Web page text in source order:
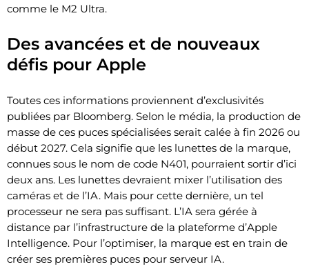
comme le M2 Ultra.
Des avancées et de nouveaux
défis pour Apple
Toutes ces informations proviennent d’exclusivités
publiées par Bloomberg. Selon le média, la production de
masse de ces puces spécialisées serait calée à fin 2026 ou
début 2027. Cela signifie que les lunettes de la marque,
connues sous le nom de code N401, pourraient sortir d’ici
deux ans. Les lunettes devraient mixer l’utilisation des
caméras et de l’IA. Mais pour cette dernière, un tel
processeur ne sera pas suffisant. L’IA sera gérée à
distance par l’infrastructure de la plateforme d’Apple
Intelligence. Pour l’optimiser, la marque est en train de
créer ses premières puces pour serveur IA.